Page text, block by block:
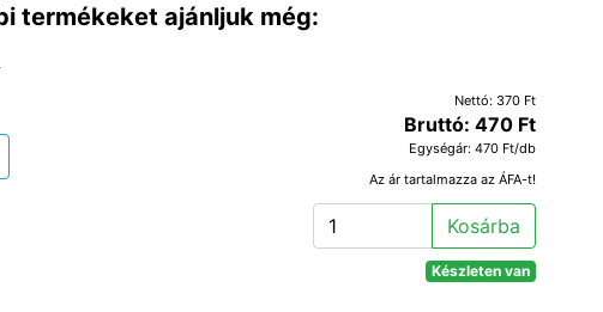
termékeket ajánljuk még:
Nettó: 370 Ft
Bruttó: 470 Ft
Egységár: 470 Ft/db
Az ár tartalmazza az ÁFA-t!
Kosárba
Készleten van